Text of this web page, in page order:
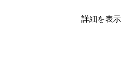
詳細を表示